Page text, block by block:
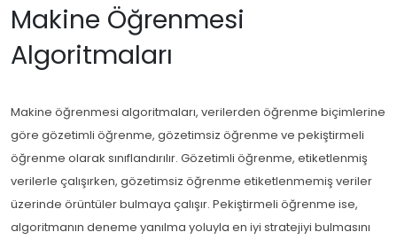
Makine Öğrenmesi
Algoritmaları
Makine öğrenmesi algoritmaları, verilerden öğrenme biçimlerine
göre gözetimli öğrenme, gözetimsiz öğrenme ve pekiştirmeli
öğrenme olarak sınıflandırılır. Gözetimli öğrenme, etiketlenmiş
verilerle çalışırken, gözetimsiz öğrenme etiketlenmemiş veriler
üzerinde örüntüler bulmaya çalışır. Pekiştirmeli öğrenme ise,
algoritmanın deneme yanılma yoluyla en iyi stratejiyi bulmasını